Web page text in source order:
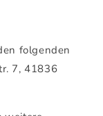
folgenden
7, 41836